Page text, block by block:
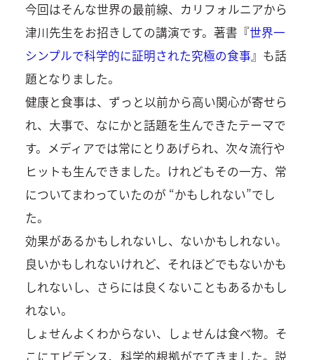
今回はそんな世界の最前線、カリフォルニアから
津川先生をお招きしての講演です。著書『世界一
シンプルで科学的に証明された究極の食事』も話
題となりました。
健康と食事は、ずっと以前から高い関心が寄せら
れ、大事で、なにかと話題を生んできたテーマで
す。メディアでは常にとりあげられ、次々流行や
ヒットも生んできました。けれどもその一方、常
についてまわっていたのが “かもしれない”でし
た。
効果があるかもしれないし、ないかもしれない。
良いかもしれないけれど、それほどでもないかも
しれないし、さらには良くないこともあるかもし
れない。
しょせんよくわからない、しょせんは食べ物。そ
こにエビデンス、科学的根拠がでてきました。説